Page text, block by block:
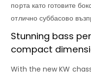
порта като готовите
отлично суббасово
Stunning bass
compact
With the new KW